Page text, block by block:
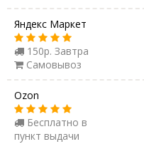
Яндекс Маркет
150р. Завтра
Самовывоз
Ozon
Бесплатно в
пункт выдачи